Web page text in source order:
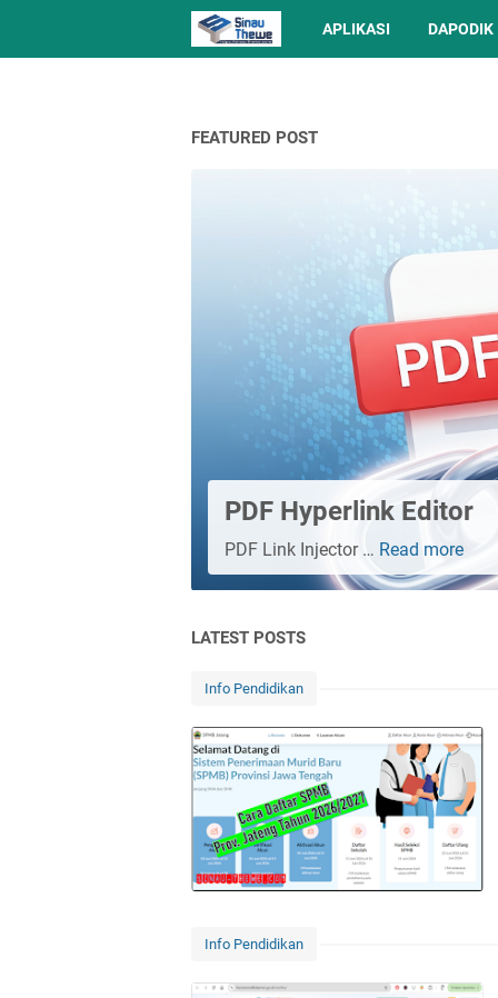
APLIKASI DAPODIK
FEATURED POST
PDF Hyperlink Editor
PDF Link Injector … Read more
LATEST POSTS
Info Pendidikan
Info Pendidikan